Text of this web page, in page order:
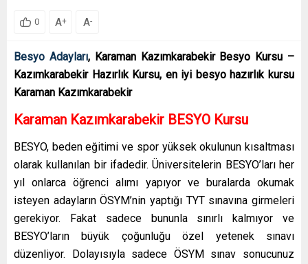
0 A+ A-
Besyo Adayları, Karaman Kazımkarabekir Besyo Kursu –
Kazımkarabekir Hazırlık Kursu, en iyi besyo hazırlık kursu
Karaman Kazımkarabekir
Karaman Kazımkarabekir BESYO Kursu
BESYO, beden eğitimi ve spor yüksek okulunun kısaltması
olarak kullanılan bir ifadedir. Üniversitelerin BESYO’ları her
yıl onlarca öğrenci alımı yapıyor ve buralarda okumak
isteyen adayların ÖSYM’nin yaptığı TYT sınavına girmeleri
gerekiyor. Fakat sadece bununla sınırlı kalmıyor ve
BESYO’ların büyük çoğunluğu özel yetenek sınavı
düzenliyor. Dolayısıyla sadece ÖSYM sınav sonucunuz